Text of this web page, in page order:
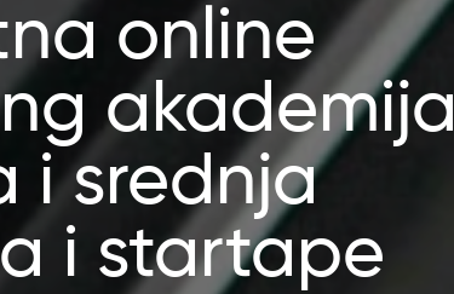
online
akademija
i srednja
i startape